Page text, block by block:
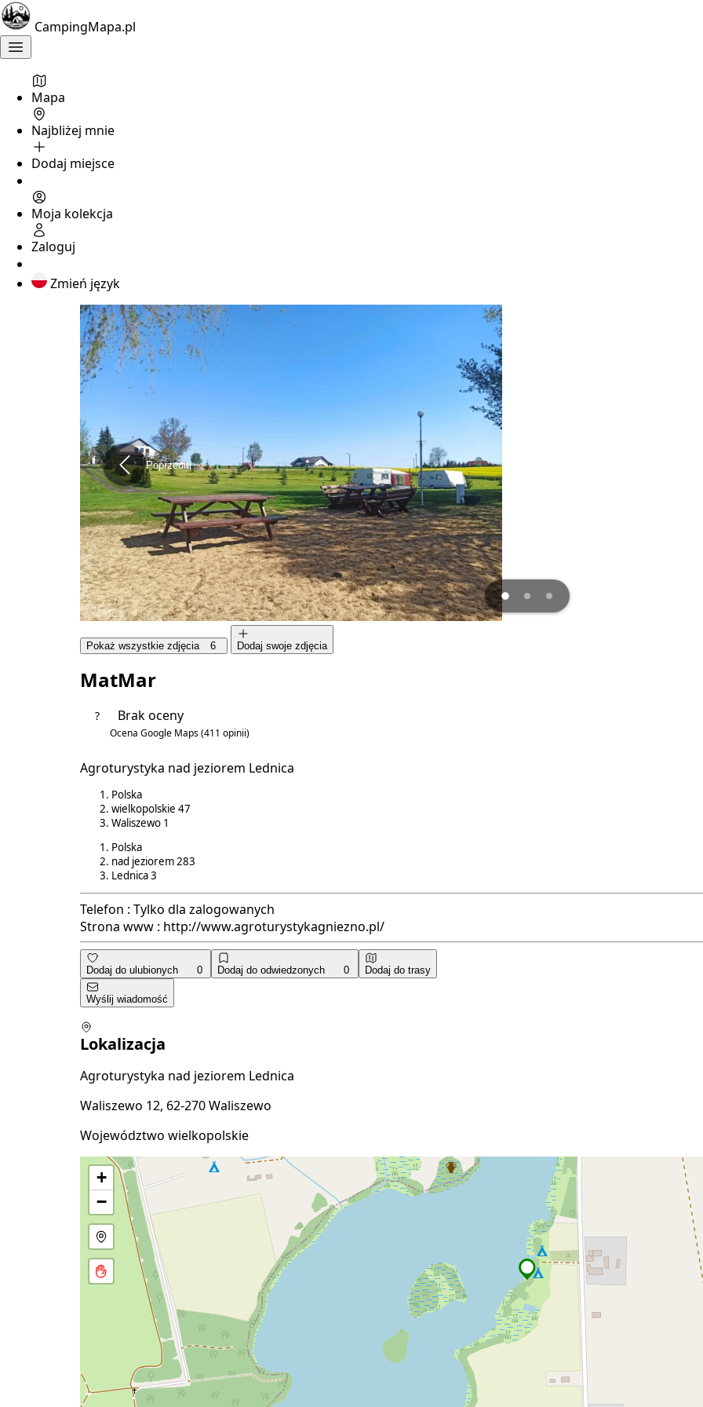
CampingMapa.pl
Mapa
Najbliżej mnie
Dodaj miejsce
Moja kolekcja
Zaloguj
Zmień język
Poprzedni
Pokaż wszystkie zdjęcia 6 Dodaj swoje zdjęcia
MatMar
? Brak oceny
Ocena Google Maps(411 opinii)
Agroturystyka nad jeziorem Lednica
Polska
wielkopolskie 47
Waliszewo 1
Polska
nad jeziorem283
Lednica3
Telefon : Tylko dla zalogowanych
Strona www : http://www.agroturystykagniezno.pl/
Dodaj do ulubionych 0 Dodaj do odwiedzonych 0 Dodaj do trasy
Wyślij wiadomość
Lokalizacja
Agroturystyka nad jeziorem Lednica
Waliszewo 12, 62-270 Waliszewo
Województwo wielkopolskie
+
−